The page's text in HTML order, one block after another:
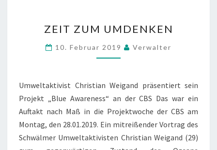
E
T
Z
M
M
D
E
N
K
ZEIT ZUM UMDENKEN
10. Februar 2019 Verwalter
Umweltaktivist Christian Weigand präsentiert sein
Projekt „Blue Awareness“ an der CBS Das war ein
Auftakt nach Maß in die Projektwoche der CBS am
Montag, den 28.01.2019. Ein mitreißender Vortrag des
Schwälmer Umweltaktivisten Christian Weigand (29)